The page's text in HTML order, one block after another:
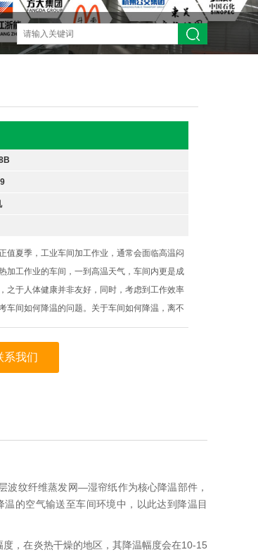
值夏季，工业车间加工作业，通常会面临高温闷
加工作业的车间，一到高温天气，车间内更是成
之于人体健康并非友好，同时，考虑到工作效率
车间如何降温的问题。关于车间如何降温，离不
为一种工业降温设备，已得到广泛使用，蒸发式
系我们
波纹纤维蒸发网—湿帘纸作为核心降温部件，
的空气输送至车间环境中，以此达到降温目
，在炎热干燥的地区，其降温幅度会在10-15